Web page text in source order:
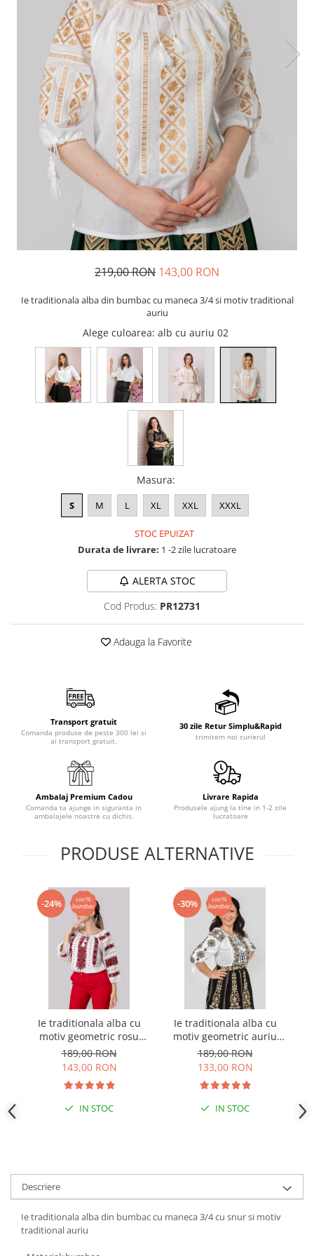
219,00 RON 143,00 RON
Ie traditionala alba din bumbac cu maneca 3/4 si motiv traditional
auriu
Alege culoarea: alb cu auriu 02
Masura:
S M L XL XXL XXXL
STOC EPUIZAT
Durata de livrare: 1 -2 zile lucratoare
ALERTA STOC
Cod Produs: PR12731
Adauga la Favorite
Transport gratuit
Comanda produse de peste 300 lei si
ai transport gratuit.
30 zile Retur Simplu&Rapid
trimitem noi curierul
Ambalaj Premium Cadou
Comanda ta ajunge in siguranta in
ambalajele noastre cu dichis.
Livrare Rapida
Produsele ajung la tine in 1-2 zile
lucratoare
PRODUSE ALTERNATIVE
-24%
Ie traditionala alba cu
motiv geometric rosu
Ernestina 03
189,00 RON
143,00 RON
IN STOC
-30%
Ie traditionala alba cu
motiv geometric auriu
Hermina 01
189,00 RON
133,00 RON
IN STOC
Descriere
Ie traditionala alba din bumbac cu maneca 3/4 cu snur si motiv
traditional auriu